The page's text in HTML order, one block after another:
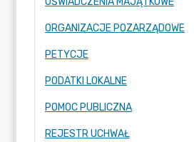
ORGANIZACJE POZARZĄDOWE
PETYCJE
PODATKI LOKALNE
POMOC PUBLICZNA
REJESTR UCHWAŁ